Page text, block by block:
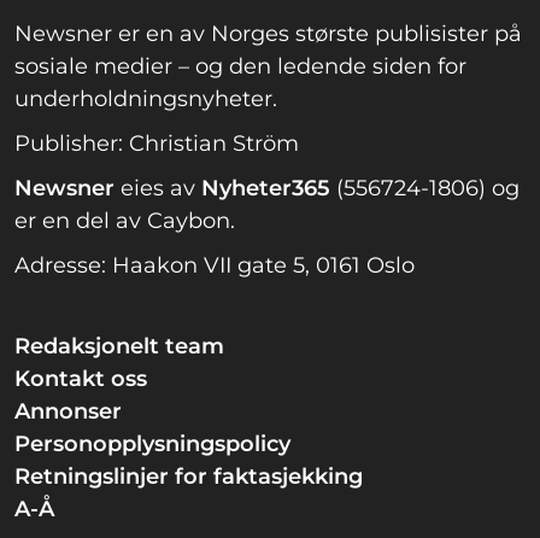
Newsner er en av Norges største publisister på
sosiale medier – og den ledende siden for
underholdningsnyheter.
Publisher: Christian Ström
Newsner eies av Nyheter365 (556724-1806) og
er en del av Caybon.
Adresse: Haakon VII gate 5, 0161 Oslo
Redaksjonelt team
Kontakt oss
Annonser
Personopplysningspolicy
Retningslinjer for faktasjekking
A-Å